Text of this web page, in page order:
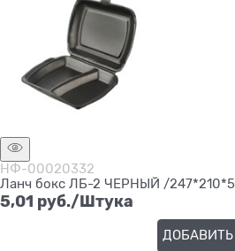
НФ-00020332
Ланч бокс ЛБ-2 ЧЕРНЫЙ /
5,01 руб./Штука
ДОБАВИТЬ